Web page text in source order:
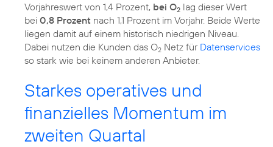
Vorjahreswert von 1,4 Prozent, bei O2 lag dieser Wert
bei 0,8 Prozent nach 1,1 Prozent im Vorjahr. Beide Werte
liegen damit auf einem historisch niedrigen Niveau.
Dabei nutzen die Kunden das O2 Netz für Datenservices
so stark wie bei keinem anderen Anbieter.
Starkes operatives und
finanzielles Momentum im
zweiten Quartal